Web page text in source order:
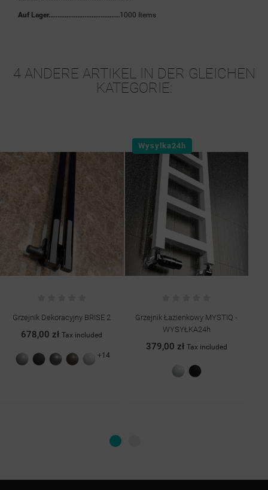
Auf Lager 1000 Items
4 ANDERE ARTIKEL IN DER GLEICHEN
KATEGORIE:
Grzejnik Dekoracyjny BRISE 2
678,00 złTax included
Szary
struktura
GrafitAntracyt
struktura
Quartz
II
Biały
połysk
+14
Wysylka24h
Grzejnik Łazienkowy MYSTIQ -
WYSYŁKA24h
379,00 zł Tax included
Biały
połysk
Czarny
mat